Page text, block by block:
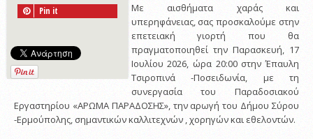
Pin it
Με αισθήματα χαράς και
υπερηφάνειας, σας προσκαλούμε στην
επετειακή γιορτή που θα
πραγματοποιηθεί την Παρασκευή, 17
Ιουλίου 2026, ώρα 20:00 στην Έπαυλη
Τσιροπινά -Ποσειδωνία, με τη
συνεργασία του Παραδοσιακού
Εργαστηρίου «ΑΡΩΜΑ ΠΑΡΑΔΟΣΗΣ», την αρωγή του Δήμου Σύρου
-Ερμούπολης, σημαντικών καλλιτεχνών , χορηγών και εθελοντών.